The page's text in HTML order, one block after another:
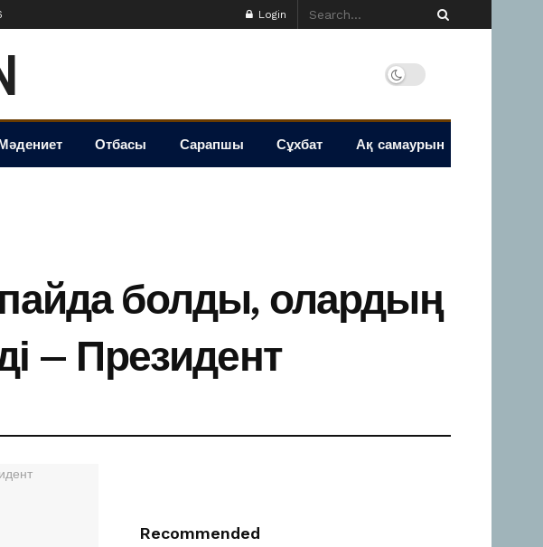
Login
Отбасы Сарапшы Сұхбат Ақ самаурын
болды, олардың
– Президент
Recommended